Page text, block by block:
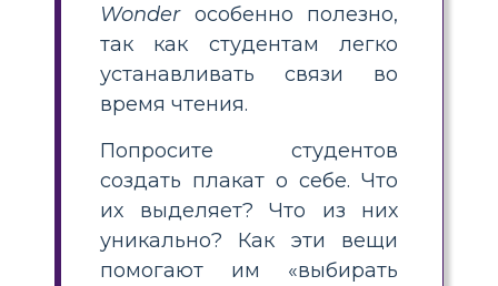
Wonderособенно полезно,
так как студентам легко
устанавливать связи во
время чтения.
Попросите студентов
создать плакат о себе. Что
их выделяет? Что из них
уникально? Как эти вещи
помогают им «выбирать